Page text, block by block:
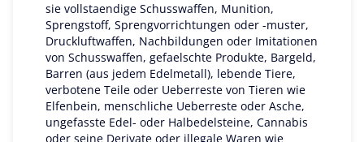
sie vollstaendige Schusswaffen, Munition,
Sprengstoff, Sprengvorrichtungen oder -muster,
Druckluftwaffen, Nachbildungen oder Imitationen
von Schusswaffen, gefaelschte Produkte, Bargeld,
Barren (aus jedem Edelmetall), lebende Tiere,
verbotene Teile oder Ueberreste von Tieren wie
Elfenbein, menschliche Ueberreste oder Asche,
ungefasste Edel- oder Halbedelsteine, Cannabis
oder seine Derivate oder illegale Waren wie